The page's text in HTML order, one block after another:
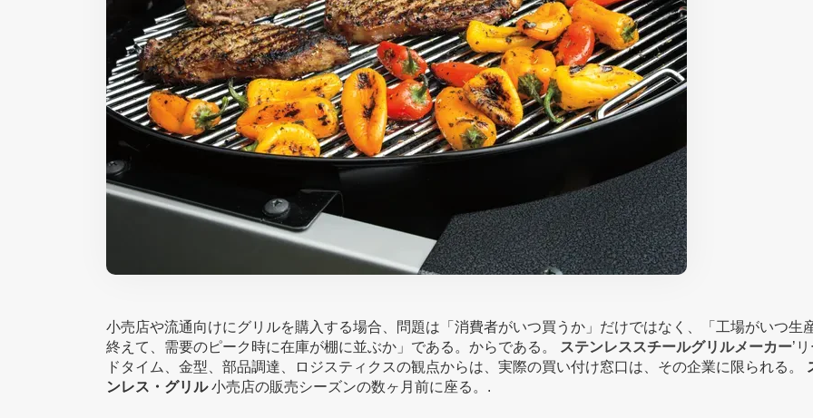
小売店や流通向けにグリルを購入する場合、問題は「消費者がいつ買うか」だけではなく、「工場がいつ生
終えて、需要のピーク時に在庫が棚に並ぶか」である。からである。
ステンレススチールグリルメーカー’
ドタイム、金型、部品調達、ロジスティクスの観点からは、実際の買い付け窓口は、その企業に限られる。
ンレス・グリル小売店の販売シーズンの数ヶ月前に座る。.